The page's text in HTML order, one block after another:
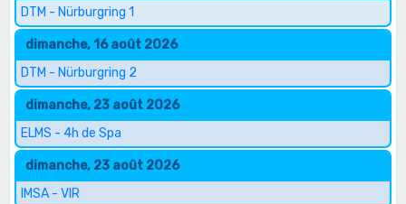
DTM - Nürburgring 1
dimanche, 16 août 2026
DTM - Nürburgring 2
dimanche, 23 août 2026
ELMS - 4h de Spa
dimanche, 23 août 2026
IMSA - VIR